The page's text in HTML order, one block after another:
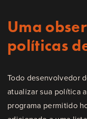
Uma
políticas
Todo desenvolvedor
atualizar sua política
programa permitido